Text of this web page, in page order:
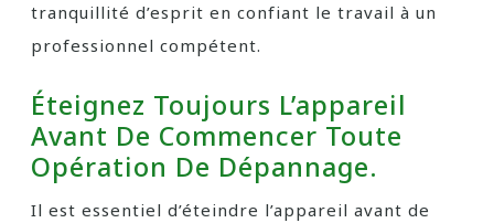
tranquillité d’esprit en confiant le travail à un
professionnel compétent.
Éteignez Toujours L’appareil
Avant De Commencer Toute
Opération De Dépannage.
Il est essentiel d’éteindre l’appareil avant de